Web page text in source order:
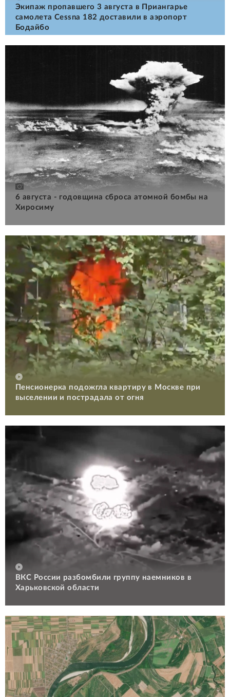
Экипаж пропавшего 3 августа в Приангарье
самолета Cessna 182 доставили в аэропорт
Бодайбо
6 августа - годовщина сброса атомной бомбы на
Хиросиму
Пенсионерка подожгла квартиру в Москве при
выселении и пострадала от огня
ВКС России разбомбили группу наемников в
Харьковской области